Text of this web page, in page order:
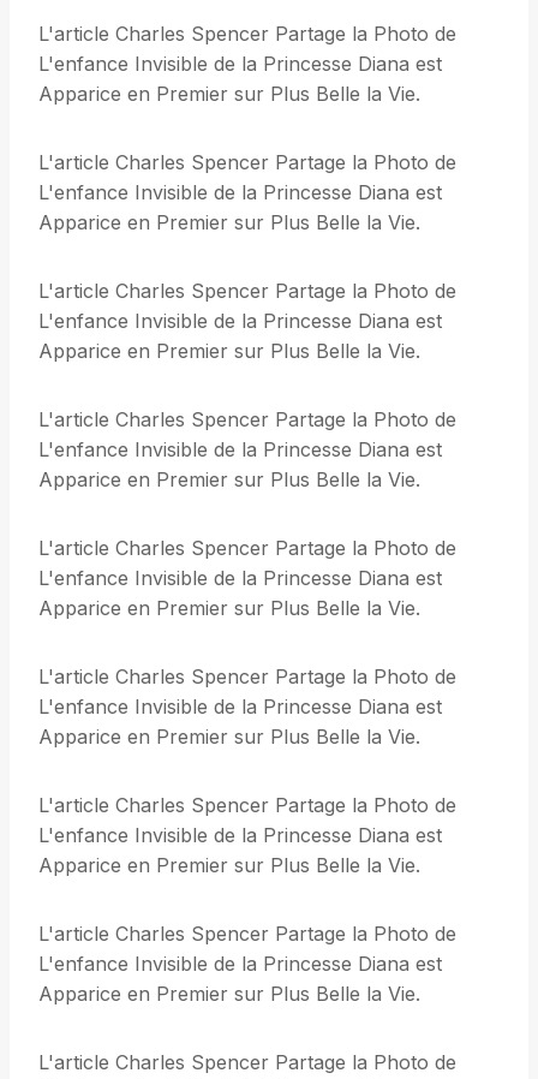
L'article Charles Spencer Partage la Photo de
L'enfance Invisible de la Princesse Diana est
Apparice en Premier sur Plus Belle la Vie.
L'article Charles Spencer Partage la Photo de
L'enfance Invisible de la Princesse Diana est
Apparice en Premier sur Plus Belle la Vie.
L'article Charles Spencer Partage la Photo de
L'enfance Invisible de la Princesse Diana est
Apparice en Premier sur Plus Belle la Vie.
L'article Charles Spencer Partage la Photo de
L'enfance Invisible de la Princesse Diana est
Apparice en Premier sur Plus Belle la Vie.
L'article Charles Spencer Partage la Photo de
L'enfance Invisible de la Princesse Diana est
Apparice en Premier sur Plus Belle la Vie.
L'article Charles Spencer Partage la Photo de
L'enfance Invisible de la Princesse Diana est
Apparice en Premier sur Plus Belle la Vie.
L'article Charles Spencer Partage la Photo de
L'enfance Invisible de la Princesse Diana est
Apparice en Premier sur Plus Belle la Vie.
L'article Charles Spencer Partage la Photo de
L'enfance Invisible de la Princesse Diana est
Apparice en Premier sur Plus Belle la Vie.
L'article Charles Spencer Partage la Photo de